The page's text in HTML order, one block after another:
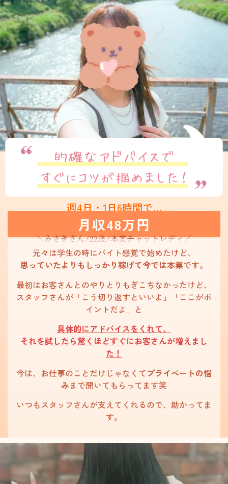
週4日・1日6時間で…
月収48万円
＼みさきさん/22歳/本業チャットレディ／
元々は学生の時にバイト感覚で始めたけど、
思っていたよりもしっかり稼げて今では本業です。
最初はお客さんとのやりとりもぎこちなかったけど、
スタッフさんが「こう切り返すといいよ」「ここがポ
イントだよ」と
具体的にアドバイスをくれて、
それを試したら驚くほどすぐにお客さんが増えまし
た！
今は、お仕事のことだけじゃなくてプライベートの悩
みまで聞いてもらってます笑
いつもスタッフさんが支えてくれるので、 助かってま
す。